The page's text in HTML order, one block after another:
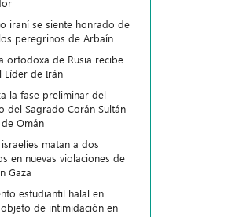
iraní se siente honrado de
peregrinos de Arbaín
ortodoxa de Rusia recibe
Líder de Irán
la fase preliminar del
del Sagrado Corán Sultán
Omán
matan a dos
en nuevas violaciones de
Gaza
estudiantil halal en
objeto de intimidación en